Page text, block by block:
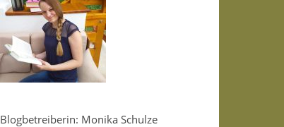
Blogbetreiberin: Monika Schulze